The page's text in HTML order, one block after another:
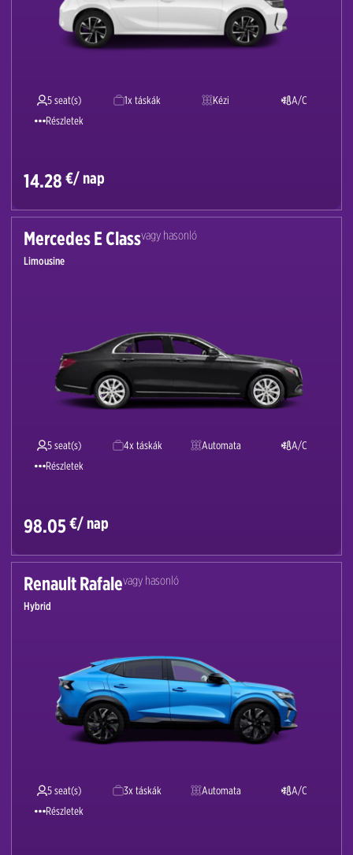
5 seat(s) 1x táskák Kézi
A/C
Részletek
14.28 €/ nap
Mercedes E Classvagy hasonló
Limousine
5 seat(s) 4x táskák Automata
A/C
Részletek
98.05€/ nap
Renault Rafalevagy hasonló
Hybrid
5 seat(s) 3x táskák Automata
A/C
Részletek